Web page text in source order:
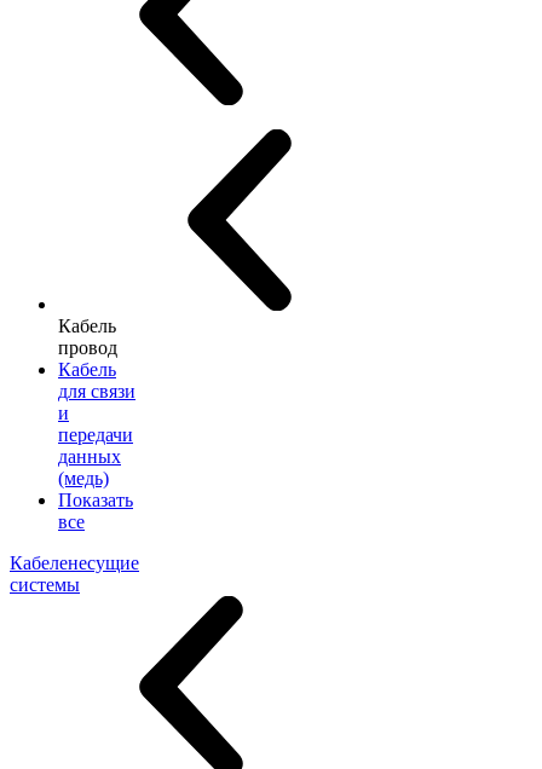
Кабель
провод
Кабель
для связи
и
передачи
данных
(медь)
Показать
все
Кабеленесущие
системы